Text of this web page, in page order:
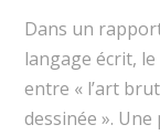
Dans un
langage écrit,
entre « l’art
dessinée ».